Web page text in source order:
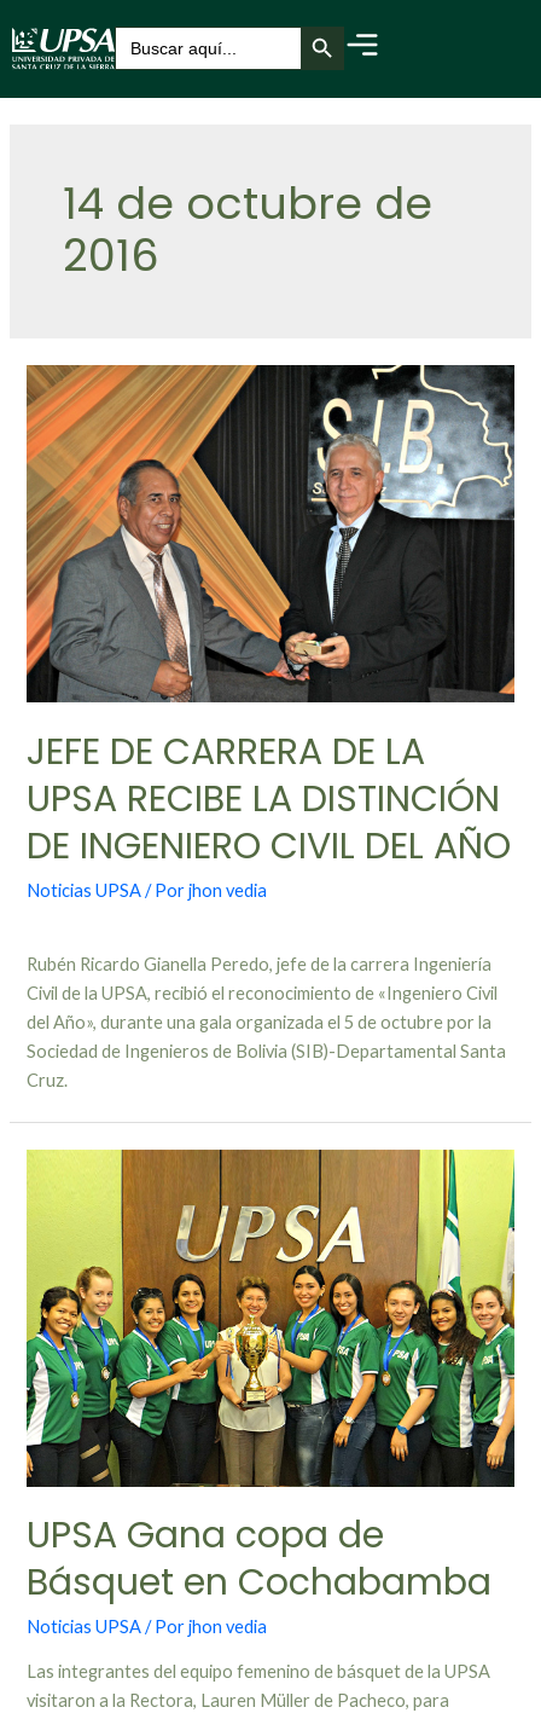
Buscar: Botón de búsqueda
14 de octubre de
2016
JEFE DE CARRERA DE LA
UPSA RECIBE LA DISTINCIÓN
DE INGENIERO CIVIL DEL AÑO
Noticias UPSA/ Porjhon vedia
Rubén Ricardo Gianella Peredo, jefe de la carrera Ingeniería
Civil de la UPSA, recibió el reconocimiento de «Ingeniero Civil
del Año», durante una gala organizada el 5 de octubre por la
Sociedad de Ingenieros de Bolivia (SIB)-Departamental Santa
Cruz.
UPSA Gana copa de
Básquet en Cochabamba
Noticias UPSA/ Porjhon vedia
Las integrantes del equipo femenino de básquet de la UPSA
visitaron a la Rectora, Lauren Müller de Pacheco, para